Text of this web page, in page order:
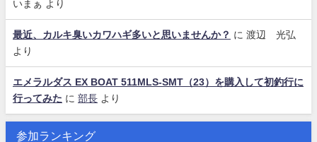
いまぁ より
最近、カルキ臭いカワハギ多いと思いませんか？ に 渡辺 光弘
より
エメラルダス EX BOAT 511MLS-SMT（23）を購入して初釣行に
行ってみた に 部長 より
参加ランキング